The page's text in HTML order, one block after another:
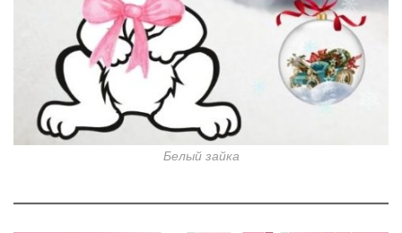
Белый зайка